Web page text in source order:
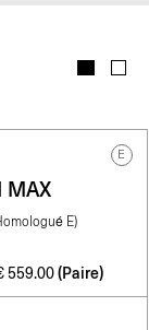
E
MAX
E)
559.00 (Paire)